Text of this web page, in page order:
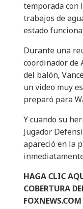
temporada con
trabajos de
estado
Durante una
coordinador de
del balón,
un video muy
preparó para
Y cuando su
Jugador
apareció en la
HAGA CLIC
COBERTURA
FOXNEWS.COM